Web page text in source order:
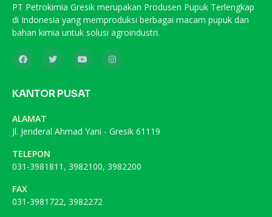
PT Petrokimia Gresik merupakan Produsen Pupuk Terlengkap
di Indonesia yang memproduksi berbagai macam pupuk dan
bahan kimia untuk solusi agroindustri.
KANTOR PUSAT
ALAMAT
Jl. Jenderal Ahmad Yani - Gresik 61119
TELEPON
031-3981811, 3982100, 3982200
FAX
031-3981722, 3982272